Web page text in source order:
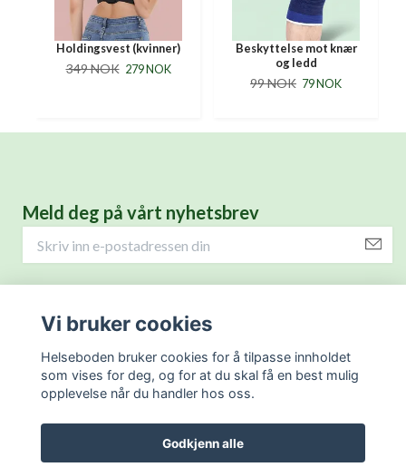
Holdingsvest (kvinner)
349 NOK 279 NOK
Beskyttelse mot knær
og ledd
99 NOK 79 NOK
Meld deg på vårt nyhetsbrev
Kontaktinformasjon
Hjelp
Vi bruker cookies
Helseboden bruker cookies for å tilpasse innholdet
som vises for deg, og for at du skal få en best mulig
opplevelse når du handler hos oss.
Godkjenn alle